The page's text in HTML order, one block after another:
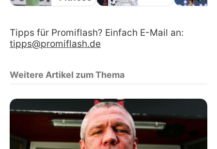
Tipps für Promiflash? Einfach E-Mail an:
tipps@promiflash.de
Weitere Artikel zum Thema